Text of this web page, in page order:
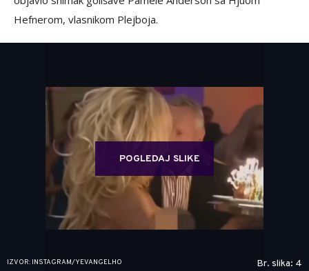
Hefnerom, vlasnikom Plejboja.
POGLEDAJ SLIKE
IZVOR: INSTAGRAM/YEVANGELHO Br. slika: 4